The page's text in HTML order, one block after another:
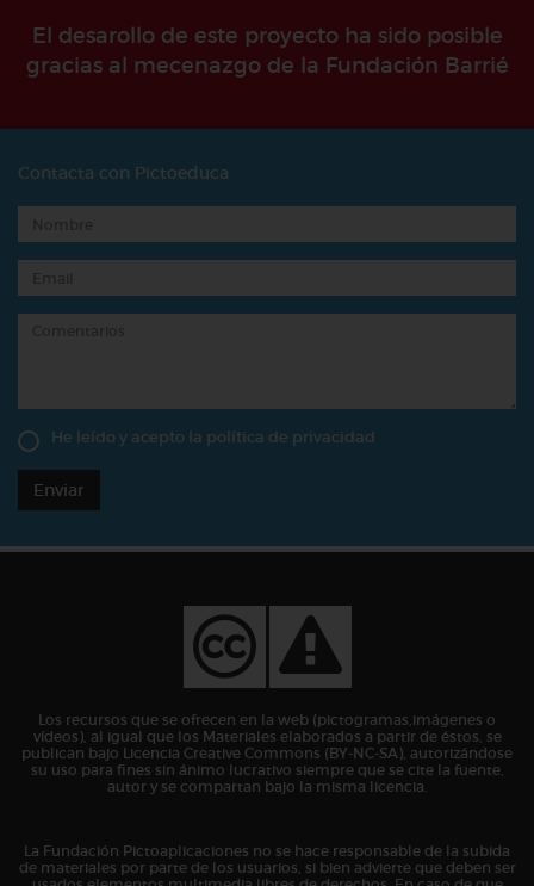
El desarollo de este proyecto ha sido posible
gracias al mecenazgo de la Fundación Barrié
Contacta con Pictoeduca
He leído y acepto la política de privacidad
Enviar
Los recursos que se ofrecen en la web (pictogramas,imágenes o
vídeos), al igual que los Materiales elaborados a partir de éstos, se
publican bajo Licencia Creative Commons (BY-NC-SA), autorizándose
su uso para fines sin ánimo lucrativo siempre que se cite la fuente,
autor y se compartan bajo la misma licencia.
La Fundación Pictoaplicaciones no se hace responsable de la subida
de materiales por parte de los usuarios, si bien advierte que deben ser